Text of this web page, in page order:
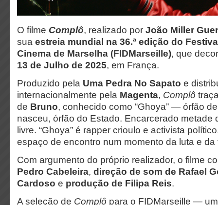
O filme Complô, realizado por João Miller
sua estreia mundial na 36.ª edição do
Cinema de Marselha (FIDMarseille), que
13 de Julho de 2025, em França.
Produzido pela Uma Pedra No Sapato e
internacionalmente pela Magenta, Complô
de Bruno, conhecido como “Ghoya” — órfão
nasceu, órfão do Estado. Encarcerado metade
livre. “Ghoya” é rapper crioulo e activista
espaço de encontro num momento da luta e da
Com argumento do próprio realizador, o filme
Pedro Cabeleira, direção de som de Rafael
Cardoso e produção de Filipa Reis.
A seleção de Complô para o FIDMarseille —